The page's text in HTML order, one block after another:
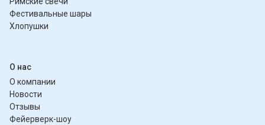
Фестивальные шары
Хлопушки
О нас
О компании
Новости
Отзывы
Фейерверк-шоу